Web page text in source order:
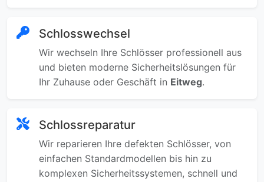
Schlosswechsel
Wir wechseln Ihre Schlösser professionell aus
und bieten moderne Sicherheitslösungen für
Ihr Zuhause oder Geschäft in Eitweg.
Schlossreparatur
Wir reparieren Ihre defekten Schlösser, von
einfachen Standardmodellen bis hin zu
komplexen Sicherheitssystemen, schnell und